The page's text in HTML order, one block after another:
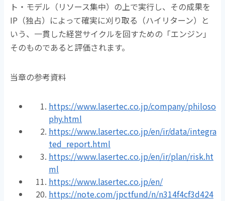
ト・モデル（リソース集中）の上で実行し、その成果を
IP （独占）によって確実に刈り取る（ハイリターン）と
いう、一貫した経営サイクルを回すための「エンジン」
そのものであると評価されます。
当章の参考資料
https://www.lasertec.co.jp/company/philoso
phy.html
https://www.lasertec.co.jp/en/ir/data/integra
ted_report.html
https://www.lasertec.co.jp/en/ir/plan/risk.ht
ml
https://www.lasertec.co.jp/en/
https://note.com/jpctfund/n/n314f4cf3d424